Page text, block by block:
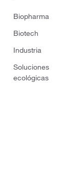
Biopharma
Biotech
Industria
Soluciones
ecológicas